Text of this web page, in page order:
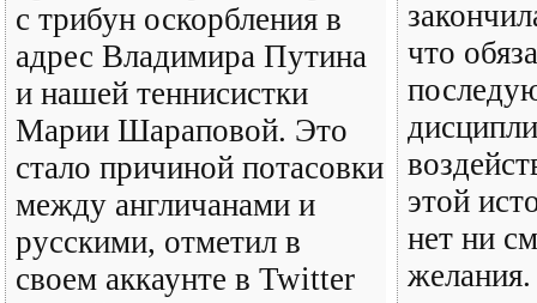
с трибун оскорбления в
адрес Владимира Путина
и нашей теннисистки
Марии Шараповой. Это
стало причиной потасовки
между англичанами и
русскими, отметил в
своем аккаунте в Twitter
что
этой
нет ни